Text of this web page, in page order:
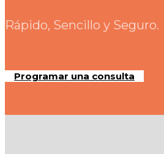
Rápido, Sencillo y Seguro.
Programar una consulta